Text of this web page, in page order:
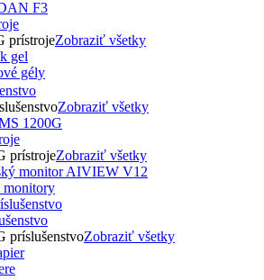
prístrojeZobraziť všetky
gély
Zobraziť všetky
prístrojeZobraziť všetky
monitory
príslušenstvoZobraziť všetky